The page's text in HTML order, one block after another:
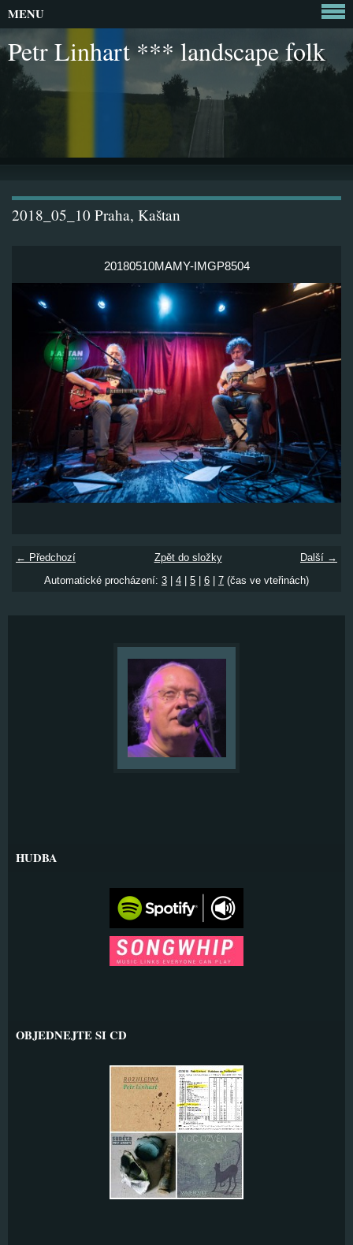
Petr Linhart *** landscape folk
2018_05_10 Praha, Kaštan
20180510MAMY-IMGP8504
← Předchozí Další →
Zpět do složky
Automatické procházení: 3 4 5 6 7 (čas ve vteřinách)
MENU
HUDBA
OBJEDNEJTE SI CD